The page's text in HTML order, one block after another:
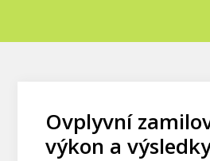
Ovplyvní
výkon a